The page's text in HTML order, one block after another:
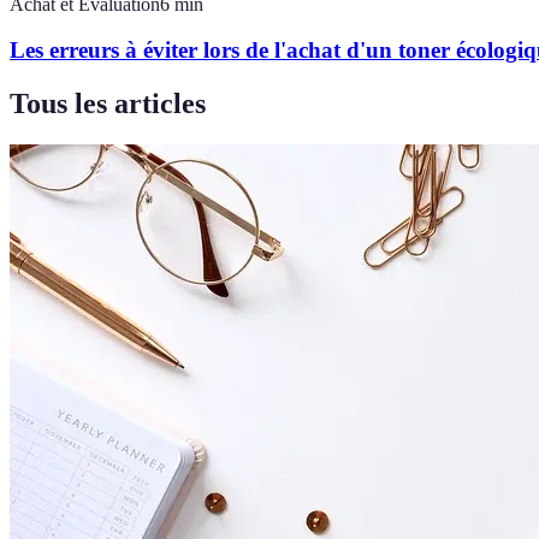
Les erreurs à éviter lors de l'achat d'un toner
Tous les articles